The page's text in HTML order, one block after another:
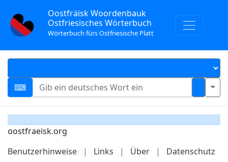
Oostfräisk Woordenbauk
Ostfriesisches Wörterbuch
Wörterbuch fürs Ostfriesische Platt
oostfraeisk.org
Benutzerhinweise
| Links | Über | Datenschutz